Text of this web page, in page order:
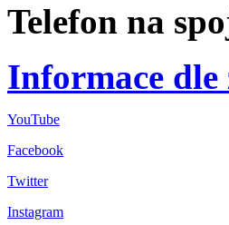
Telefon na
Informace dle
YouTube
Facebook
Twitter
Instagram